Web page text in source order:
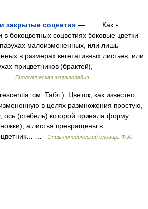
закрытые соцветия — Как в
в бокоцветных соцветиях боковые цветки
пазухах малоизмененных, или лишь
в размерах вегетативных листьев, или
прицветников (брактей),
…
Биологическая энциклопедия
см. Табл.). Цветок, как известно,
в целях размножения простую,
ось (стебель) которой приняла форму
а листья превращены в
…
Энциклопедический словарь Ф.А.